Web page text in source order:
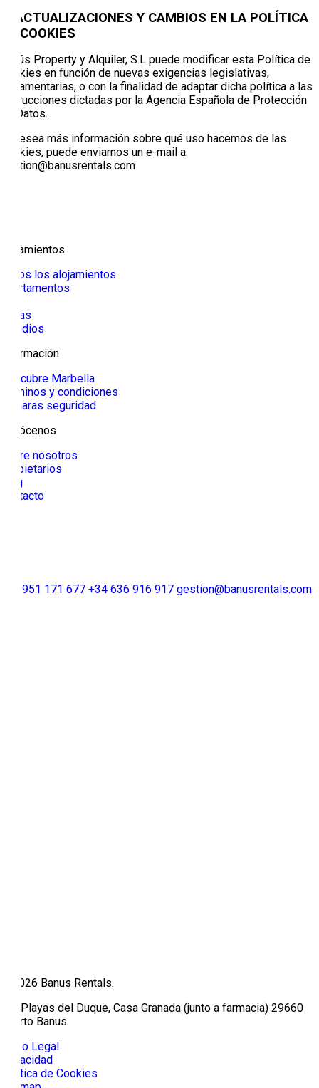
6. ACTUALIZACIONES Y CAMBIOS EN LA POLÍTICA
DE COOKIES
Banús Property y Alquiler, S.L puede modificar esta Política de
Cookies en función de nuevas exigencias legislativas,
reglamentarias, o con la finalidad de adaptar dicha política a las
instrucciones dictadas por la Agencia Española de Protección
de Datos.
Si desea más información sobre qué uso hacemos de las
Cookies, puede enviarnos un e-mail a:
gestion@banusrentals.com
Alojamientos
Todos los alojamientos
Apartamentos
Casas
Estudios
Información
Descubre Marbella
Términos y condiciones
Cámaras seguridad
Conócenos
Sobre nosotros
Propietarios
Blog
Contacto
+34 951 171 677 +34 636 916 917 gestion@banusrentals.com
© 2026 Banus Rentals.
Av/ Playas del Duque, Casa Granada (junto a farmacia) 29660
Puerto Banus
Aviso Legal
Privacidad
Política de Cookies